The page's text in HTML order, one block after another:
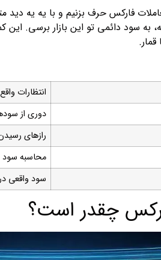
فارکس حرف بزنیم و با یه
به سود دائمی تو این بازار برسی.
انتظارات
دوری از
رازهای
محاسبه سود
سود واقعی
چقدر است؟